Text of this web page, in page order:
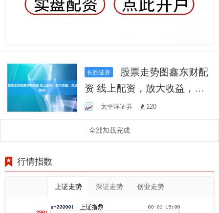
长胜证券
资 线上配资，放大收益，灵
活投资！
太平洋证券 120
全部加载完成
行情指数
上证走势 深证走势 创业走势